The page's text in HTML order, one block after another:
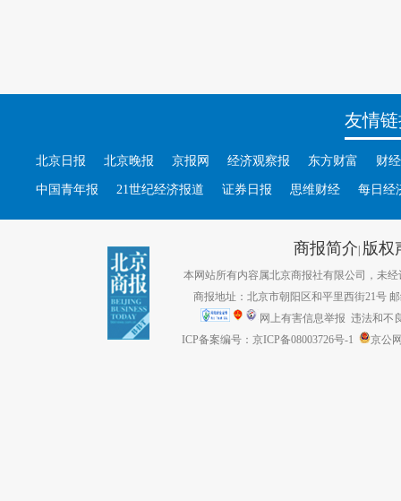
友情
北京日报 北京晚报 京报网 经济观察报 东方财富 财
中国青年报 21世纪经济报道 证券日报 思维财经 每日经
商报简介| 版权
本网站所有内容属北京商报社有限公司，未经
商报地址：北京市朝阳区和平里西街21号
网上有害信息举报 违法和不
ICP备案编号：京ICP备08003726号-1
京公